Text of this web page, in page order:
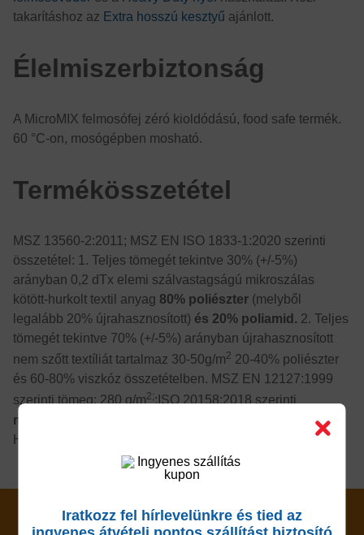
takarításhoz az Extra hosszú kesztyű ajánlott.
Élelmiszerbiztonság
A MicroMIX felmosófej zéró kioldódású, food safe termék.
60 °C-on, mosógépben mosható.
Termékösszetétel
MSZ 13560-2:2011; MSZ EN ISO 1833-1:2020 szerinti
összetétel: 1. Teljes tömegét tekintve 30% (+/-5%)
arányban 0,2 dTx elemi szálvastagságú mikroszálas
kötött-hurkolt textil anyag 80% poliészter (melyből
legalább 20% újrahasznosított) és 20% poliamid. 2. Teljes
tömegét tekintve 70% (+/-5%) arányban újrahasznosított
nem szőtt textíliát tartalmaz 30-50g/m2 20-40% poliészter
és 60-80% viszkóz összetételben. MSZ EN 12127:1999
szerinti tömeg: 280 g/m2;;ISO 20158:2018 szerinti
nedvszívás: 550% 1s;
Polipropilén menetes kupak és
HDPE villa.
Iratkozz fel hírlevelünkre és tied az